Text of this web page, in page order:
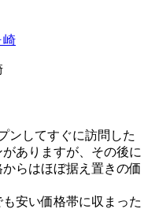
ンしてすぐに訪問した
ありますが、その後に
らはほぼ据え置きの価
安い価格帯に収まった